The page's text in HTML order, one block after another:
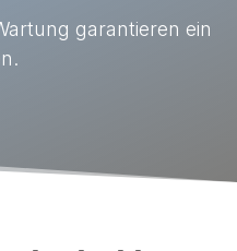
garantieren ein